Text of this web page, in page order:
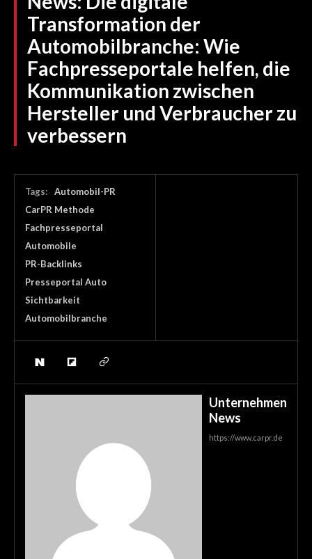
Transformation der
Automobilbranche: Wie
Fachpresseportale helfen, die
Kommunikation zwischen
Hersteller und Verbraucher zu
verbessern
Tags:
Automobil-PR
CarPR Methode
Fachpresseportal
Automobile
PR-Backlinks
Presseportal Auto
Sichtbarkeit
Automobilbranche
Unternehmen
News
https://www.carpr.de